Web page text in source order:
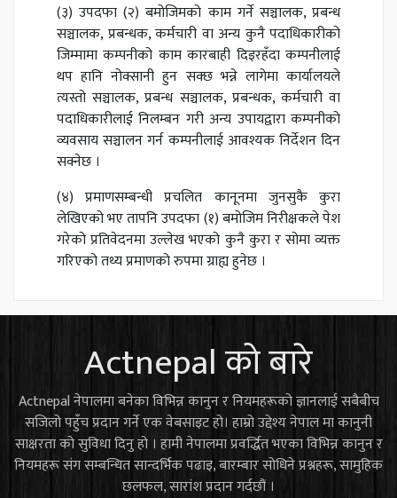
(३) उपदफा (२) बमोजिमको काम गर्ने सञ्चालक, प्रबन्ध
सञ्चालक, प्रबन्धक, कर्मचारी वा अन्य कुनै पदाधिकारीको
जिम्मामा कम्पनीको काम कारबाही दिइरहँदा कम्पनीलाई
थप हानि नोक्सानी हुन सक्छ भन्ने लागेमा कार्यालयले
त्यस्तो सञ्चालक, प्रबन्ध सञ्चालक, प्रबन्धक, कर्मचारी वा
पदाधिकारीलाई निलम्बन गरी अन्य उपायद्वारा कम्पनीको
व्यवसाय सञ्चालन गर्न कम्पनीलाई आवश्यक निर्देशन दिन
सक्नेछ ।
(४) प्रमाणसम्बन्धी प्रचलित कानूनमा जुनसुकै कुरा
लेखिएको भए तापनि उपदफा (१) बमोजिम निरीक्षकले पेश
गरेको प्रतिवेदनमा उल्लेख भएको कुनै कुरा र सोमा व्यक्त
गरिएको तथ्य प्रमाणको रुपमा ग्राह्य हुनेछ ।
Actnepal को बारे
Actnepal नेपालमा बनेका विभिन्न कानुन र नियमहरूको ज्ञानलाई सबैबीच
सजिलो पहुँच प्रदान गर्ने एक वेबसाइट हो। हाम्रो उद्देश्य नेपाल मा कानुनी
साक्षरता को सुविधा दिनु हो । हामी नेपालमा प्रवर्द्धित भएका विभिन्न कानुन र
नियमहरू संग सम्बन्धित सान्दर्भिक पढाइ, बारम्बार सोधिने प्रश्नहरू, सामुहिक
छलफल, सारांश प्रदान गर्दछौं ।